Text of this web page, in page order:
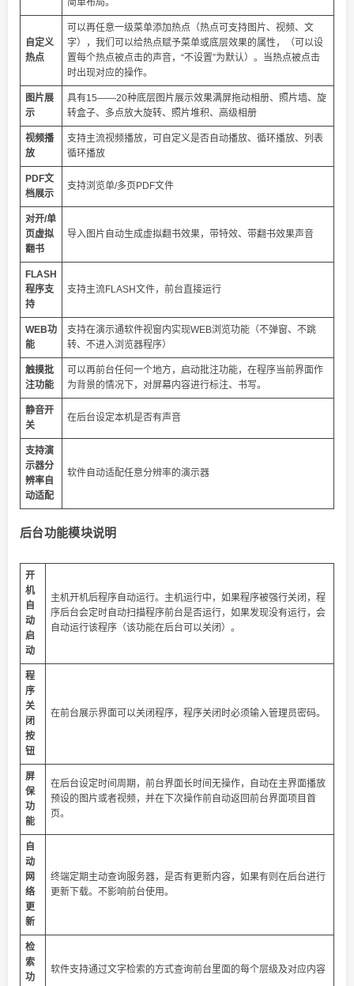
简单布局。
自定义
热点
可以再任意一级菜单添加热点（热点可支持图片、视频、文
字），我们可以给热点赋予菜单或底层效果的属性，（可以设
置每个热点被点击的声音，“不设置”为默认）。当热点被点击
时出现对应的操作。
图片展
示
具有15——20种底层图片展示效果满屏拖动相册、照片墙、旋
转盒子、多点放大旋转、照片堆积、高级相册
视频播
放
支持主流视频播放，可自定义是否自动播放、循环播放、列表
循环播放
PDF文
档展示
支持浏览单/多页PDF文件
对开/单
页虚拟
翻书
导入图片自动生成虚拟翻书效果，带特效、带翻书效果声音
FLASH
程序支
持
支持主流FLASH文件，前台直接运行
WEB功
能
支持在演示通软件视窗内实现WEB浏览功能（不弹窗、不跳
转、不进入浏览器程序）
触摸批
注功能
可以再前台任何一个地方，启动批注功能，在程序当前界面作
为背景的情况下，对屏幕内容进行标注、书写。
静音开
关
在后台设定本机是否有声音
支持演
示器分
辨率自
动适配
软件自动适配任意分辨率的演示器
后台功能模块说明
开
机
自
动
启
动
主机开机后程序自动运行。主机运行中，如果程序被强行关闭，程
序后台会定时自动扫描程序前台是否运行，如果发现没有运行，会
自动运行该程序（该功能在后台可以关闭）。
程
序
关
闭
按
钮
在前台展示界面可以关闭程序，程序关闭时必须输入管理员密码。
屏
保
功
能
在后台设定时间周期，前台界面长时间无操作，自动在主界面播放
预设的图片或者视频，并在下次操作前自动返回前台界面项目首
页。
自
动
网
络
更
新
终端定期主动查询服务器，是否有更新内容，如果有则在后台进行
更新下载。不影响前台使用。
检
索
功
软件支持通过文字检索的方式查询前台里面的每个层级及对应内容